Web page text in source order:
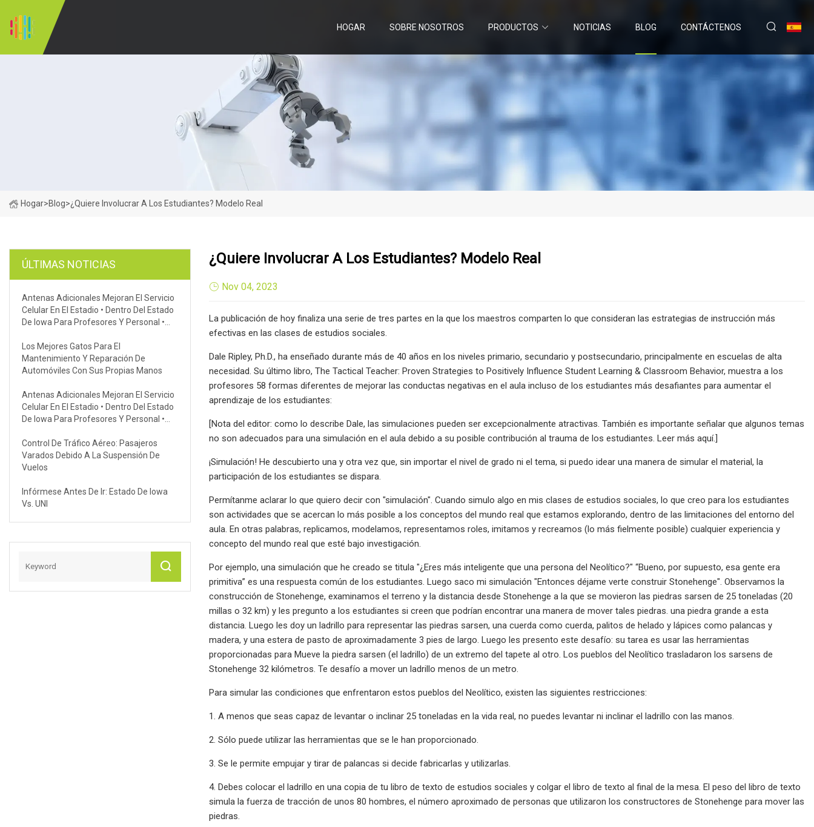
HOGAR SOBRE NOSOTROS PRODUCTOS NOTICIAS BLOG CONTÁCTENOS
Hogar>Blog>¿Quiere Involucrar A Los Estudiantes? Modelo Real
ÚLTIMAS NOTICIAS
Antenas Adicionales Mejoran El Servicio
Celular En El Estadio • Dentro Del Estado
De Iowa Para Profesores Y Personal •
Los Mejores Gatos Para El
Mantenimiento Y Reparación De
Automóviles Con Sus Propias Manos
Antenas Adicionales Mejoran El Servicio
Celular En El Estadio • Dentro Del Estado
De Iowa Para Profesores Y Personal •
Control De Tráfico Aéreo: Pasajeros
Varados Debido A La Suspensión De
Vuelos
Infórmese Antes De Ir: Estado De Iowa
Vs. UNI
¿Quiere Involucrar A Los Estudiantes? Modelo Real
Nov 04, 2023
La publicación de hoy finaliza una serie de tres partes en la que los maestros comparten lo que consideran las estrategias de instrucción más
efectivas en las clases de estudios sociales.
Dale Ripley, Ph.D., ha enseñado durante más de 40 años en los niveles primario, secundario y postsecundario, principalmente en escuelas de alta
necesidad. Su último libro, The Tactical Teacher: Proven Strategies to Positively Influence Student Learning & Classroom Behavior, muestra a los
profesores 58 formas diferentes de mejorar las conductas negativas en el aula incluso de los estudiantes más desafiantes para aumentar el
aprendizaje de los estudiantes:
[Nota del editor: como lo describe Dale, las simulaciones pueden ser excepcionalmente atractivas. También es importante señalar que algunos temas
no son adecuados para una simulación en el aula debido a su posible contribución al trauma de los estudiantes. Leer más aquí.]
¡Simulación! He descubierto una y otra vez que, sin importar el nivel de grado ni el tema, si puedo idear una manera de simular el material, la
participación de los estudiantes se dispara.
Permítanme aclarar lo que quiero decir con "simulación". Cuando simulo algo en mis clases de estudios sociales, lo que creo para los estudiantes
son actividades que se acercan lo más posible a los conceptos del mundo real que estamos explorando, dentro de las limitaciones del entorno del
aula. En otras palabras, replicamos, modelamos, representamos roles, imitamos y recreamos (lo más fielmente posible) cualquier experiencia y
concepto del mundo real que esté bajo investigación.
Por ejemplo, una simulación que he creado se titula "¿Eres más inteligente que una persona del Neolítico?" “Bueno, por supuesto, esa gente era
primitiva” es una respuesta común de los estudiantes. Luego saco mi simulación "Entonces déjame verte construir Stonehenge". Observamos la
construcción de Stonehenge, examinamos el terreno y la distancia desde Stonehenge a la que se movieron las piedras sarsen de 25 toneladas (20
millas o 32 km) y les pregunto a los estudiantes si creen que podrían encontrar una manera de mover tales piedras. una piedra grande a esta
distancia. Luego les doy un ladrillo para representar las piedras sarsen, una cuerda como cuerda, palitos de helado y lápices como palancas y
madera, y una estera de pasto de aproximadamente 3 pies de largo. Luego les presento este desafío: su tarea es usar las herramientas
proporcionadas para Mueve la piedra sarsen (el ladrillo) de un extremo del tapete al otro. Los pueblos del Neolítico trasladaron los sarsens de
Stonehenge 32 kilómetros. Te desafío a mover un ladrillo menos de un metro.
Para simular las condiciones que enfrentaron estos pueblos del Neolítico, existen las siguientes restricciones:
1. A menos que seas capaz de levantar o inclinar 25 toneladas en la vida real, no puedes levantar ni inclinar el ladrillo con las manos.
2. Sólo puede utilizar las herramientas que se le han proporcionado.
3. Se le permite empujar y tirar de palancas si decide fabricarlas y utilizarlas.
4. Debes colocar el ladrillo en una copia de tu libro de texto de estudios sociales y colgar el libro de texto al final de la mesa. El peso del libro de texto
simula la fuerza de tracción de unos 80 hombres, el número aproximado de personas que utilizaron los constructores de Stonehenge para mover las
piedras.